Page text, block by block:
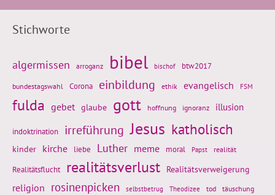
Stichworte
algermissen arroganz bibel bischof btw2017
bundestagswahl Corona einbildung ethik evangelisch FSM
fulda gebet glaube gott hoffnung ignoranz illusion
indoktrination irreführung Jesus katholisch
kinder kirche liebe Luther meme moral Papst realität
Realitätsflucht realitätsverlust Realitätsverweigerung
religion rosinenpicken selbstbetrug Theodizee tod täuschung